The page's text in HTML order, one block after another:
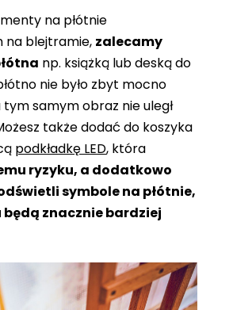
na płótnie
na blejtramie, zalecamy
np. książką lub deską do
nie było zbyt mocno
samym obraz nie uległ
także dodać do koszyka
podkładkę LED, która
ryzyku, a dodatkowo
symbole na płótnie,
będą znacznie bardziej